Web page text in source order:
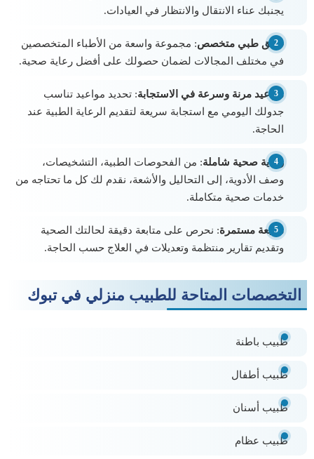
يجنبك عناء الانتقال والانتظار في العيادات.
فريق طبي متخصص: مجموعة واسعة من الأطباء المتخصصين
في مختلف المجالات لضمان حصولك على أفضل رعاية صحية.
مواعيد مرنة وسرعة في الاستجابة: تحديد مواعيد تناسب
جدولك اليومي مع استجابة سريعة لتقديم الرعاية الطبية عند
الحاجة.
رعاية صحية شاملة: من الفحوصات الطبية، التشخيصات،
وصف الأدوية، إلى التحاليل والأشعة، نقدم لك كل ما تحتاجه من
خدمات صحية متكاملة.
متابعة مستمرة: نحرص على متابعة دقيقة لحالتك الصحية
وتقديم تقارير منتظمة وتعديلات في العلاج حسب الحاجة.
التخصصات المتاحة للطبيب منزلي في تبوك
طبيب باطنة
طبيب أطفال
طبيب أسنان
طبيب عظام